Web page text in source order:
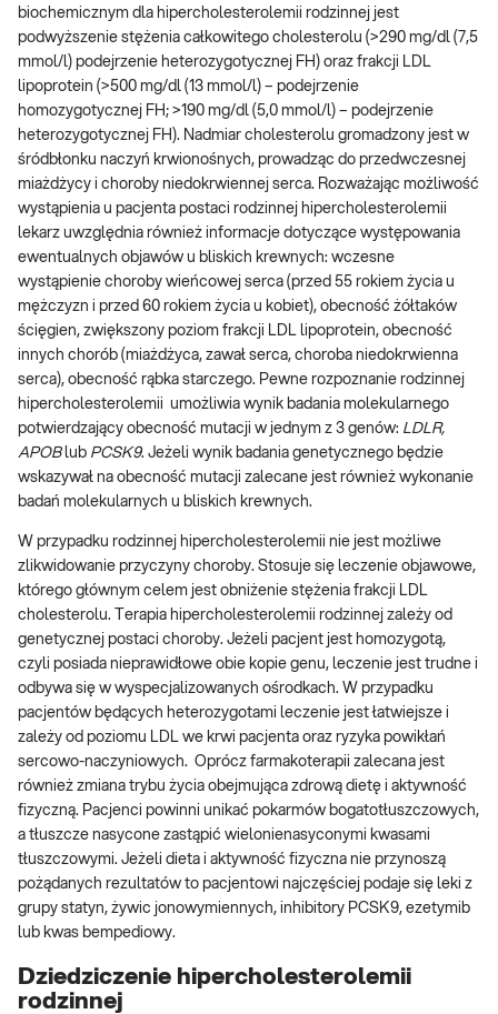
biochemicznym dla hipercholesterolemii rodzinnej jest
podwyższenie stężenia całkowitego cholesterolu (>290 mg/dl (7,5
mmol/l) podejrzenie heterozygotycznej FH) oraz frakcji LDL
lipoprotein (>500 mg/dl (13 mmol/l) – podejrzenie
homozygotycznej FH; >190 mg/dl (5,0 mmol/l) – podejrzenie
heterozygotycznej FH). Nadmiar cholesterolu gromadzony jest w
śródbłonku naczyń krwionośnych, prowadząc do przedwczesnej
miażdżycy i choroby niedokrwiennej serca. Rozważając możliwość
wystąpienia u pacjenta postaci rodzinnej hipercholesterolemii
lekarz uwzględnia również informacje dotyczące występowania
ewentualnych objawów u bliskich krewnych: wczesne
wystąpienie choroby wieńcowej serca (przed 55 rokiem życia u
mężczyzn i przed 60 rokiem życia u kobiet), obecność żółtaków
ścięgien, zwiększony poziom frakcji LDL lipoprotein, obecność
innych chorób (miażdżyca, zawał serca, choroba niedokrwienna
serca), obecność rąbka starczego. Pewne rozpoznanie rodzinnej
hipercholesterolemii umożliwia wynik badania molekularnego
potwierdzający obecność mutacji w jednym z 3 genów: LDLR,
APOBlub PCSK9. Jeżeli wynik badania genetycznego będzie
wskazywał na obecność mutacji zalecane jest również wykonanie
badań molekularnych u bliskich krewnych.
W przypadku rodzinnej hipercholesterolemii nie jest możliwe
zlikwidowanie przyczyny choroby. Stosuje się leczenie objawowe,
którego głównym celem jest obniżenie stężenia frakcji LDL
cholesterolu. Terapia hipercholesterolemii rodzinnej zależy od
genetycznej postaci choroby. Jeżeli pacjent jest homozygotą,
czyli posiada nieprawidłowe obie kopie genu, leczenie jest trudne i
odbywa się w wyspecjalizowanych ośrodkach. W przypadku
pacjentów będących heterozygotami leczenie jest łatwiejsze i
zależy od poziomu LDL we krwi pacjenta oraz ryzyka powikłań
sercowo-naczyniowych. Oprócz farmakoterapii zalecana jest
również zmiana trybu życia obejmująca zdrową dietę i aktywność
fizyczną. Pacjenci powinni unikać pokarmów bogatotłuszczowych,
a tłuszcze nasycone zastąpić wielonienasyconymi kwasami
tłuszczowymi. Jeżeli dieta i aktywność fizyczna nie przynoszą
pożądanych rezultatów to pacjentowi najczęściej podaje się leki z
grupy statyn, żywic jonowymiennych, inhibitory PCSK9, ezetymib
lub kwas bempediowy.
Dziedziczenie hipercholesterolemii
rodzinnej